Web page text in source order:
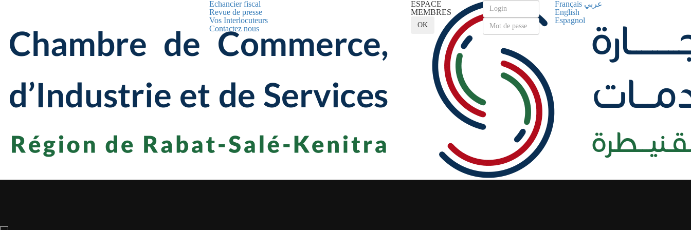
Echancier fiscal
Revue de presse
Vos Interlocuteurs
Contactez nous
ESPACE
MEMBRES
OK
Français عربي
English
Espagnol